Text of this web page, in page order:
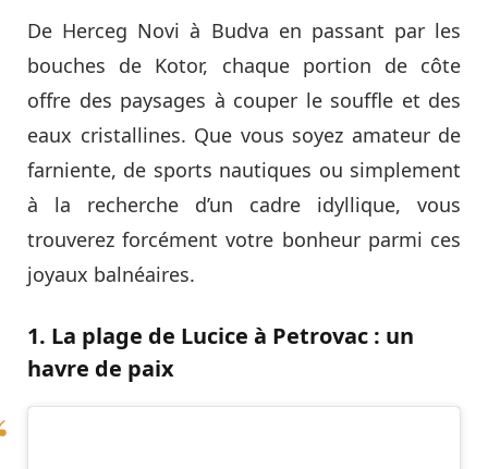
De Herceg Novi à Budva en passant par les
bouches de Kotor, chaque portion de côte
offre des paysages à couper le souffle et des
eaux cristallines. Que vous soyez amateur de
farniente, de sports nautiques ou simplement
à la recherche d’un cadre idyllique, vous
trouverez forcément votre bonheur parmi ces
joyaux balnéaires.
1. La plage de Lucice à Petrovac : un
havre de paix